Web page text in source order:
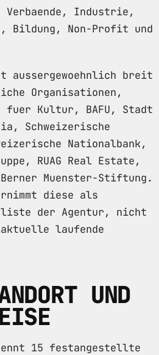
Industrie,
Bildung, Non-Profit und
aussergewoehnlich breit
Organisationen,
fuer Kultur, BAFU, Stadt
Schweizerische
Nationalbank,
RUAG Real Estate,
Berner Muenster-Stiftung.
diese als
der Agentur, nicht
laufende
UND
15 festangestellte